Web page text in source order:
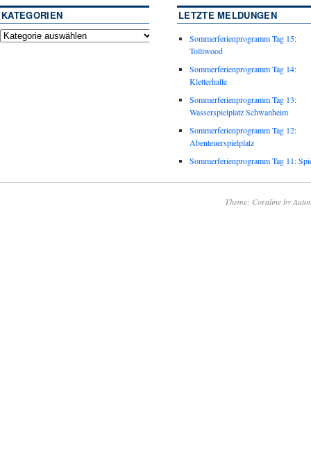
KATEGORIEN LETZTE MELDUNGEN
Sommerferienprogramm Tag 15:
Tolliwood
Sommerferienprogramm Tag 14:
Kletterhalle
Sommerferienprogramm Tag 13:
Wasserspielplatz Schwanheim
Sommerferienprogramm Tag 12:
Abenteuerspielplatz
Sommerferienprogramm Tag 11:
Theme: Coraline by